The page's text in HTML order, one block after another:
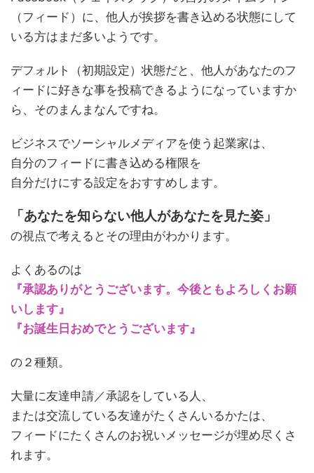
（フィード）に、他人が挨拶を書き込める状態にして
いる方はまだ多いようです。
デフォルト（初期設定）状態だと、他人があなたのフ
ィードに好きな事を投稿できるようになっていますか
ら、そのまんまなんですね。
ビジネスでソーシャルメディアを使う起業家は、
自分のフィードに書き込める権限を
自分だけにする設定をおすすめします。
「あなたを知らない他人があなたを見た姿」
の視点で考えるとその理由がわかります。
よくあるのは
『承認ありがとうございます。今後ともよろしくお願
いします』
『お誕生日おめでとうございます』
の２種類。
大量に友達申請／承認をしている人、
または交流している友達がたくさんいるかたは、
フィードにたくさんのお祝いメッセージが埋め尽くさ
れます。